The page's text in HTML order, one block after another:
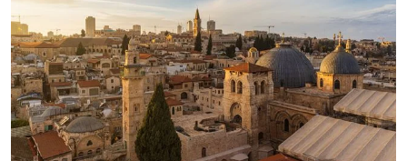
科技
影片
名家榜
灼見活動